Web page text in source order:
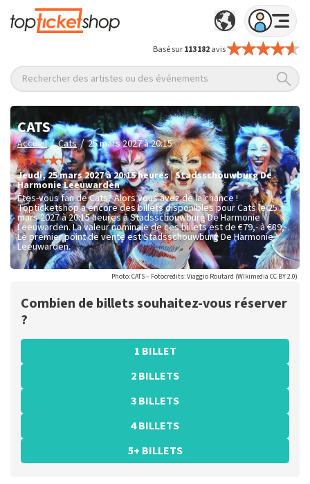
Basé sur113 182avis
Rechercher des artistes ou des événements
CATS
Accueil / Cats / 25 mars 2027 à 20:15
jeudi,25 mars 2027 à 20:15heures|Stadsschouwburg De
HarmonieLeeuwarden
Êtes-vous fan de Cats? Alors vous avez de la chance !
Topticketshop a encore des billets disponibles pour Cats le 25
mars 2027 à 20:15 heures à Stadsschouwburg De Harmonie
Leeuwarden. La valeur nominale de ces billets est de €79,- à €89,-.
Le premier point de vente est Stadsschouwburg De Harmonie
Leeuwarden.
Photo: CATS – Fotocredits: Viaggio Routard (WIkimedia CC BY 2.0)
Combien de billets souhaitez-vous réserver
?
1 BILLET
2 BILLETS
3 BILLETS
4 BILLETS
5+ BILLETS